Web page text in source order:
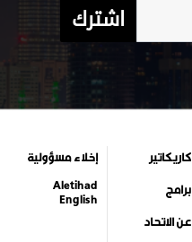
اشترك
كاريكاتير
برامج
عن الاتحاد
إخلاء مسؤولية
Aletihad
English